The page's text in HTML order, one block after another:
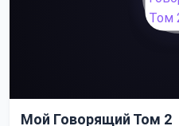
Мой Говорящий Том 2